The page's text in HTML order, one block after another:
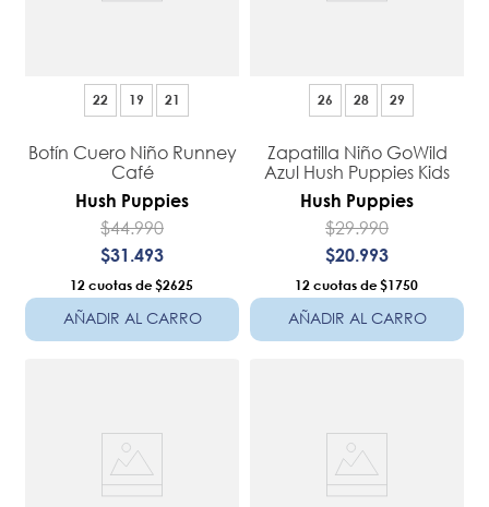
22 19 21
Botín Cuero Niño Runney
Café
Hush Puppies
$44.990
$31 .493
12 $2625
AÑADIR AL CARRO
26 28 29
Zapatilla Niño GoWild
Azul Hush Puppies Kids
Hush Puppies
$29.990
$20.993
12 $1750
AÑADIR AL CARRO